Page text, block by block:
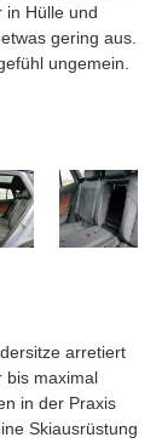
in Hülle und
gering aus.
ungemein.
arretiert
bis maximal
in der Praxis
Skiausrüstung